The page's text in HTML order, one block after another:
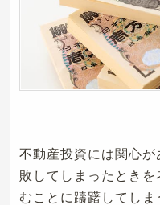
不動産投資には関心
敗してしまったとき
むことに躊躇してし